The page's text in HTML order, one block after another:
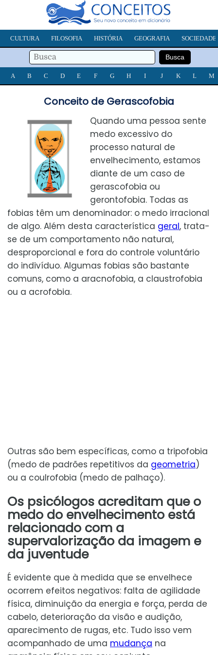
CULTURA FILOSOFIA HISTÓRIA GEOGRAFIA SOCIEDADE
A B C D E F G H I J K L M
Conceito de Gerascofobia
Quando uma pessoa sente
medo excessivo do
processo natural de
envelhecimento, estamos
diante de um caso de
gerascofobia ou
gerontofobia. Todas as
fobias têm um denominador: o medo irracional
de algo. Além desta característica geral, trata-
se de um comportamento não natural,
desproporcional e fora do controle voluntário
do indivíduo. Algumas fobias são bastante
comuns, como a aracnofobia, a claustrofobia
ou a acrofobia.
Outras são bem específicas, como a tripofobia
(medo de padrões repetitivos da geometria)
ou a coulrofobia (medo de palhaço).
Os psicólogos acreditam que o
medo do envelhecimento está
relacionado com a
supervalorização da imagem e
da juventude
É evidente que à medida que se envelhece
ocorrem efeitos negativos: falta de agilidade
física, diminuição da energia e força, perda de
cabelo, deterioração da visão e audição,
aparecimento de rugas, etc. Tudo isso vem
acompanhado de uma mudança na